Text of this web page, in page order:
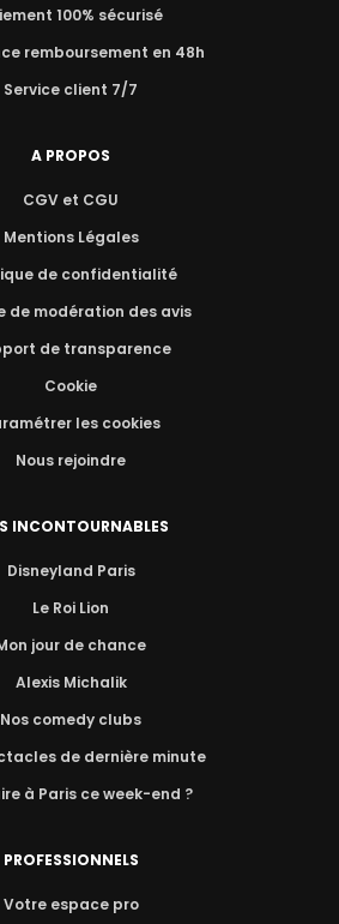
100% sécurisé
remboursement en 48h
Service client 7/7
A PROPOS
CGV et CGU
Mentions Légales
de confidentialité
de modération des avis
de transparence
Cookie
les cookies
Nous rejoindre
INCONTOURNABLES
Disneyland Paris
Le Roi Lion
jour de chance
Alexis Michalik
Nos comedy clubs
de dernière minute
à Paris ce week-end ?
PROFESSIONNELS
Votre espace pro